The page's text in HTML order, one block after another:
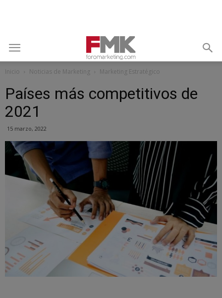
Inicio Noticias de Marketing Marketing Estratégico
Países más competitivos de
2021
15 marzo, 2022